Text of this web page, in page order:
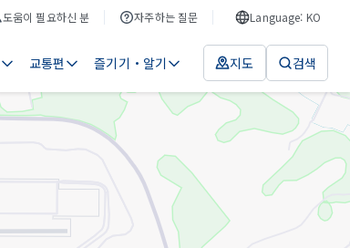
도움이 필요하신 분 자주하는 질문 Language: KO
교통편 즐기기・알기 지도 검색